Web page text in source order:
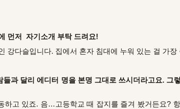
먼저 자기소개 부탁 드려요!
강다슬입니다. 집에서 혼자 침대에 누워 있는 걸 가장
과 달리 에디터 명을 본명 그대로 쓰시더라고요. 그
하고 있죠. 음…고등학교 때 잡지를 즐겨 봤거든요?